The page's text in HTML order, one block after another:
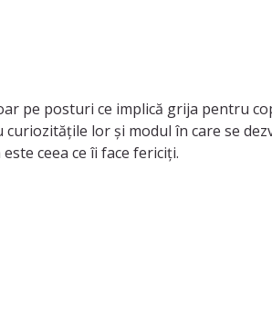
pe posturi ce implică grija pentru
lor și modul în care se
ceea ce îi face fericiți.